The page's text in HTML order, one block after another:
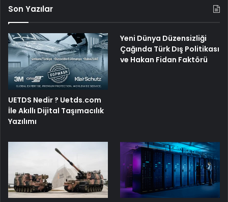
Son Yazılar
UETDS Nedir ? Uetds.com
İle Akıllı Dijital Taşımacılık
Yazılımı
Yeni Dünya Düzensizliği
Çağında Türk Dış Politikası
ve Hakan Fidan Faktörü